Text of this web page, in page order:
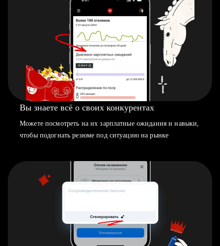
Вы знаете всё о своих конкурентах
Можете посмотреть на их зарплатные ожидания и навыки,
чтобы подогнать резюме под ситуацию на рынке